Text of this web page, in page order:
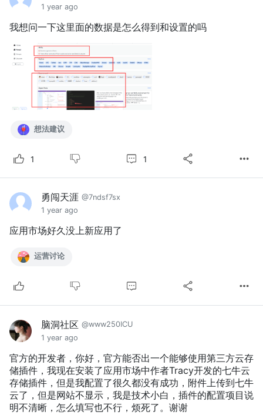
1 year ago
我想问一下这里面的数据是怎么得到和设置的吗
想法建议
1 1
勇闯天涯 @7ndsf7sx
1 year ago
应用市场好久没上新应用了
运营讨论
脑洞社区 @www250ICU
1 year ago
官方的开发者，你好，官方能否出一个能够使用第三方云存
储插件，我现在安装了应用市场中作者Tracy开发的七牛云
存储插件，但是我配置了很久都没有成功，附件上传到七牛
云了，但是网站不显示，我是技术小白，插件的配置项目说
明不清晰，怎么填写也不行，烦死了。谢谢